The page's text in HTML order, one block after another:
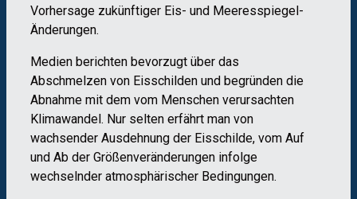
Vorhersage zukünftiger Eis- und Meeresspiegel-
Änderungen.
Medien berichten bevorzugt über das
Abschmelzen von Eisschilden und begründen die
Abnahme mit dem vom Menschen verursachten
Klimawandel. Nur selten erfährt man von
wachsender Ausdehnung der Eisschilde, vom Auf
und Ab der Größenveränderungen infolge
wechselnder atmosphärischer Bedingungen.